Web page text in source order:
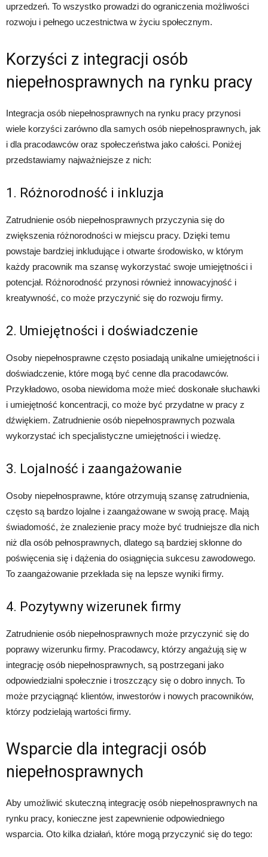
uprzedzeń. To wszystko prowadzi do ograniczenia możliwości
rozwoju i pełnego uczestnictwa w życiu społecznym.
Korzyści z integracji osób
niepełnosprawnych na rynku pracy
Integracja osób niepełnosprawnych na rynku pracy przynosi
wiele korzyści zarówno dla samych osób niepełnosprawnych, jak
i dla pracodawców oraz społeczeństwa jako całości. Poniżej
przedstawiamy najważniejsze z nich:
1. Różnorodność i inkluzja
Zatrudnienie osób niepełnosprawnych przyczynia się do
zwiększenia różnorodności w miejscu pracy. Dzięki temu
powstaje bardziej inkludujące i otwarte środowisko, w którym
każdy pracownik ma szansę wykorzystać swoje umiejętności i
potencjał. Różnorodność przynosi również innowacyjność i
kreatywność, co może przyczynić się do rozwoju firmy.
2. Umiejętności i doświadczenie
Osoby niepełnosprawne często posiadają unikalne umiejętności i
doświadczenie, które mogą być cenne dla pracodawców.
Przykładowo, osoba niewidoma może mieć doskonałe słuchawki
i umiejętność koncentracji, co może być przydatne w pracy z
dźwiękiem. Zatrudnienie osób niepełnosprawnych pozwala
wykorzystać ich specjalistyczne umiejętności i wiedzę.
3. Lojalność i zaangażowanie
Osoby niepełnosprawne, które otrzymują szansę zatrudnienia,
często są bardzo lojalne i zaangażowane w swoją pracę. Mają
świadomość, że znalezienie pracy może być trudniejsze dla nich
niż dla osób pełnosprawnych, dlatego są bardziej skłonne do
poświęcenia się i dążenia do osiągnięcia sukcesu zawodowego.
To zaangażowanie przekłada się na lepsze wyniki firmy.
4. Pozytywny wizerunek firmy
Zatrudnienie osób niepełnosprawnych może przyczynić się do
poprawy wizerunku firmy. Pracodawcy, którzy angażują się w
integrację osób niepełnosprawnych, są postrzegani jako
odpowiedzialni społecznie i troszczący się o dobro innych. To
może przyciągnąć klientów, inwestorów i nowych pracowników,
którzy podzielają wartości firmy.
Wsparcie dla integracji osób
niepełnosprawnych
Aby umożliwić skuteczną integrację osób niepełnosprawnych na
rynku pracy, konieczne jest zapewnienie odpowiedniego
wsparcia. Oto kilka działań, które mogą przyczynić się do tego: